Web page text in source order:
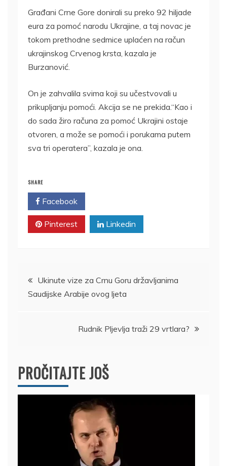
Građani Crne Gore donirali su preko 92 hiljade
eura za pomoć narodu Ukrajine, a taj novac je
tokom prethodne sedmice uplaćen na račun
ukrajinskog Crvenog krsta, kazala je
Burzanović.
On je zahvalila svima koji su učestvovali u
prikupljanju pomoći. Akcija se ne prekida.“Kao i
do sada žiro računa za pomoć Ukrajini ostaje
otvoren, a može se pomoći i porukama putem
sva tri operatera”, kazala je ona.
SHARE
Facebook
Pinterest Linkedin
Kretanje
članka
Ukinute vize za Crnu Goru državljanima
Saudijske Arabije ovog ljeta
Rudnik Pljevlja traži 29 vrtlara?
PROČITAJTE JOŠ